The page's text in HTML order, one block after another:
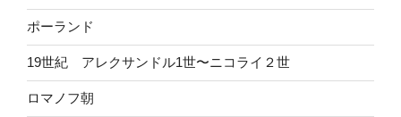
ポーランド
19世紀 アレクサンドル1世〜ニコライ２世
ロマノフ朝